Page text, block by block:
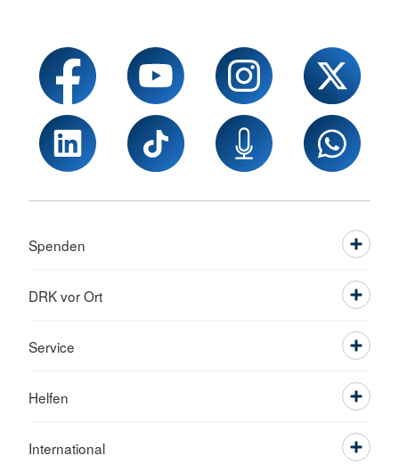
Spenden
DRK vor Ort
Service
Helfen
International